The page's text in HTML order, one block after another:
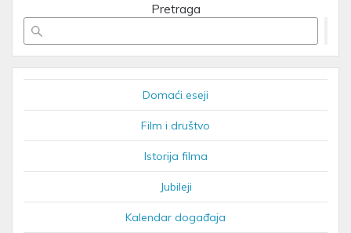
Pretraga
Domaći eseji
Film i društvo
Istorija filma
Jubileji
Kalendar događaja